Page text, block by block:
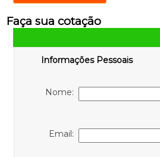
Faça sua cotação
Informações Pessoais
Nome:
Email: